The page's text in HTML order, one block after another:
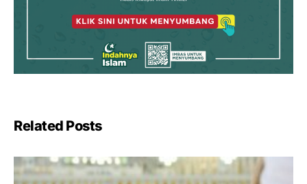
Related Posts